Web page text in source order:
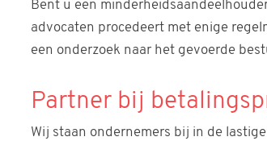
Bent u een
advocaten procedeert met enige
een onderzoek naar het gevoerde
Partner bij
Wij staan ondernemers bij in de